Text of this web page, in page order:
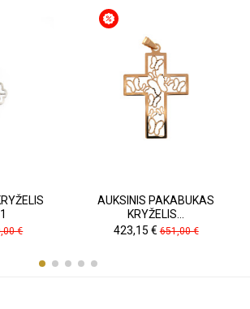
€
AUKSINIS PAKABUKAS
KRYŽELIS...
Kaina
423,15 €Pradinė
651,00 €